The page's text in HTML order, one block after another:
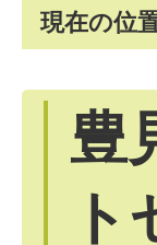
現在の位
豊